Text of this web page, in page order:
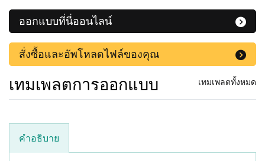
ออกแบบที่นี่ออนไลน์
สั่งซื้อและอัพโหลดไฟล์ของคุณ
เทมเพลตทั้งหมด
เทมเพลตการออกแบบ
คำอธิบาย